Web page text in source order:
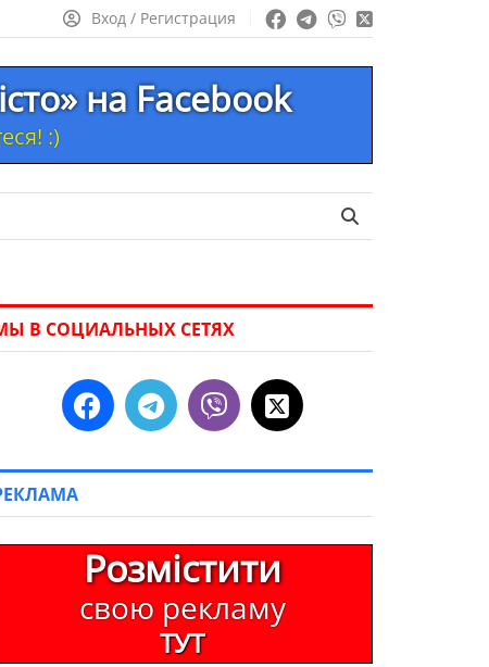
Вход / Регистрация
на Facebook
:)
В СОЦИАЛЬНЫХ СЕТЯХ
Розмістити
свою рекламу
ТУТ